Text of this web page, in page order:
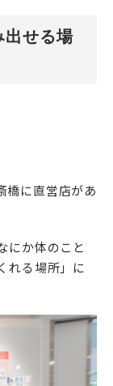
せる場
橋に直営店があ
にか体のこと
れる場所」に